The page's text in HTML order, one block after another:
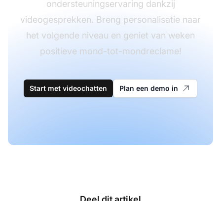
ondersteuningservaring dankzij
videogesprekken. Breng personalisatie naar
het volgende niveau en geniet van weken
positieve mond-tot-mondreclame!
Start met videochatten Plan een demo in